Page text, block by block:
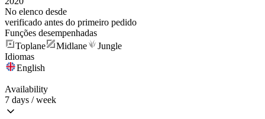
No elenco desde
verificado antes do primeiro pedido
Funções desempenhadas
Toplane
Midlane
Jungle
Idiomas
English
Availability
7 days / week